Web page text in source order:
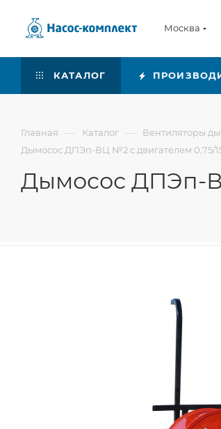
Москва
КАТАЛОГ
Главная — Каталог — Вентиляторы
Дымосос ДПЭп-ВЦ №2 с двигателем 0,75/
Дымосос ДПЭп-